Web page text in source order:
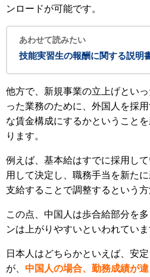
ンロードが可能です。
あわせて読みたい
技能実習生の報酬に関する説明
他方で、新規事業の立上げとい
った業務のために、外国人を採
な賃金構成にするかということ
ります。
例えば、基本給はすでに採用し
用して決定し、職務手当を新た
支給することで調整するという方
この点、中国人は歩合給部分を
ンは上がりやすいといわれていま
日本人はどちらかといえば、安
が、 中国人の場合、勤務成績が